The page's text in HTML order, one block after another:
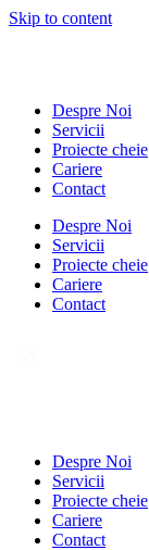
Skip to content
Despre Noi
Servicii
Proiecte cheie
Cariere
Contact
Despre Noi
Servicii
Proiecte cheie
Cariere
Contact
Despre Noi
Servicii
Proiecte cheie
Cariere
Contact